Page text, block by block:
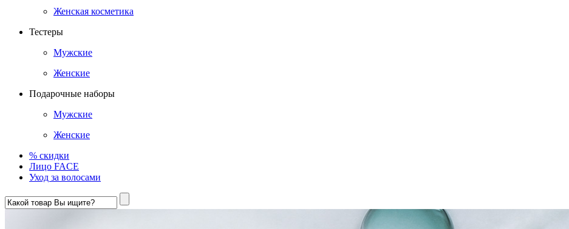
Женская косметика
Тестеры
Мужские
Женские
Подарочные наборы
Мужские
Женские
% скидки
Лицо FACE
Уход за волосами